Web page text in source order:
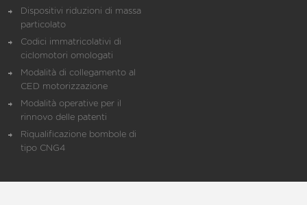
Dispositivi riduzioni di massa
particolato
Codici immatricolativi di
ciclomotori omologati
Modalità di collegamento al
CED motorizzazione
Modalità operative per il
rinnovo delle patenti
Riqualificazione bombole di
tipo CNG4